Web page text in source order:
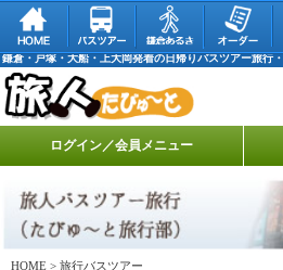
鎌倉・戸塚・大船・上大岡発着の日帰りバスツアー旅行
ログイン／会員メニュー
HOME > 旅行バスツアー